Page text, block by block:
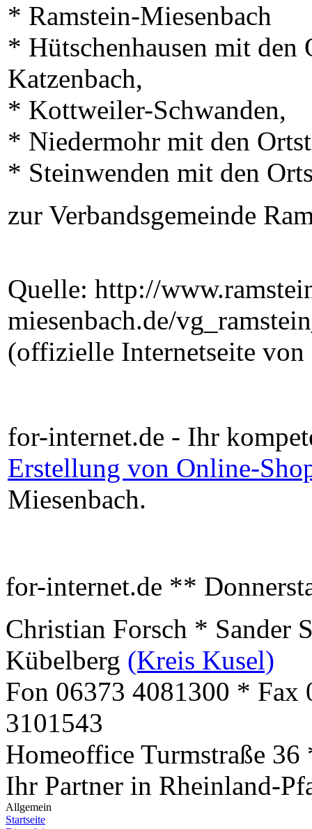
* Ramstein-Miesenbach
* Hütschenhausen mit den
Katzenbach,
* Kottweiler-Schwanden,
* Niedermohr mit den
* Steinwenden mit den
zur Verbandsgemeinde
Quelle: http://
miesenbach.de/
(offizielle Internetseite von
for-internet.de - Ihr
Erstellung von Online-
Miesenbach.
for-internet.de **
Christian Forsch * Sander
Kübelberg (Kreis Kusel)
Fon 06373 4081300 *
3101543
Homeoffice Turmstraße
Ihr Partner in Rheinland-
Allgemein
Startseite